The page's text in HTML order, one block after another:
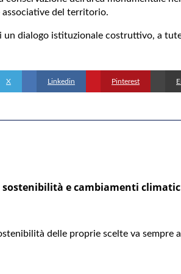
sostenibilità e cambiamenti
delle proprie scelte va
del territorio.
dialogo istituzionale costruttivo, a
X Linkedin Pinterest